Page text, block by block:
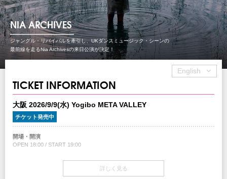
NIA ARCHIVES
ジャングル・リバイバルを牽引し、UKダンスミュージック・シーンの
最前線を走るNia Archivesの来日公演が決定！
English
TICKET INFORMATION
大阪 2026/9/9(水) Yogibo META VALLEY
チケット発売中
開場・開演
OPEN 18:00 / START 19:00
￥8,000（税込/All Standing/1Drink別）
詳しく見る